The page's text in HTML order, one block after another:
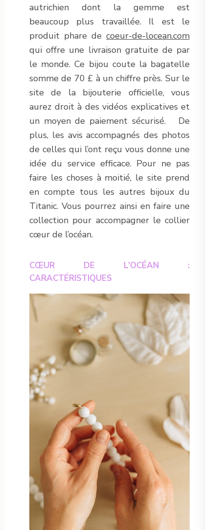
autrichien dont la gemme est
beaucoup plus travaillée. Il est le
produit phare de coeur-de-locean.com
qui offre une livraison gratuite de par
le monde. Ce bijou coute la bagatelle
somme de 70 £ à un chiffre près. Sur le
site de la bijouterie officielle, vous
aurez droit à des vidéos explicatives et
un moyen de paiement sécurisé. De
plus, les avis accompagnés des photos
de celles qui l’ont reçu vous donne une
idée du service efficace. Pour ne pas
faire les choses à moitié, le site prend
en compte tous les autres bijoux du
Titanic. Vous pourrez ainsi en faire une
collection pour accompagner le collier
cœur de l’océan.
CŒUR DE L’OCÉAN :
CARACTÉRISTIQUES